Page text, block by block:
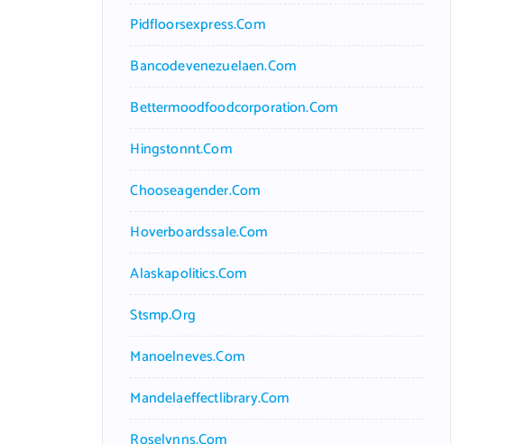
Pidfloorsexpress.com
Bancodevenezuelaen.com
Bettermoodfoodcorporation.com
Hingstonnt.com
Chooseagender.com
Hoverboardssale.com
Alaskapolitics.com
Stsmp.org
Manoelneves.com
Mandelaeffectlibrary.com